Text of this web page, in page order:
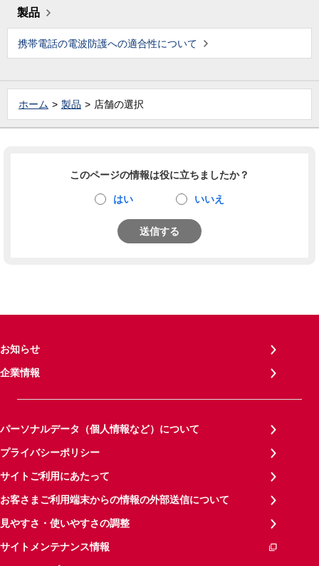
製品
携帯電話の電波防護への適合性について
ホーム 製品 店舗の選択
このページの情報は役に立ちましたか？
はい いいえ
送信する
お知らせ
企業情報
パーソナルデータ（個人情報など）について
プライバシーポリシー
サイトご利用にあたって
お客さまご利用端末からの情報の外部送信について
見やすさ・使いやすさの調整
サイトメンテナンス情報